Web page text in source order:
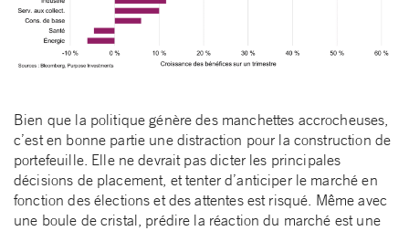
Bien que la politique génère des manchettes accrocheuses,
c’est en bonne partie une distraction pour la construction de
portefeuille. Elle ne devrait pas dicter les principales
décisions de placement, et tenter d’anticiper le marché en
fonction des élections et des attentes est risqué. Même avec
une boule de cristal, prédire la réaction du marché est une